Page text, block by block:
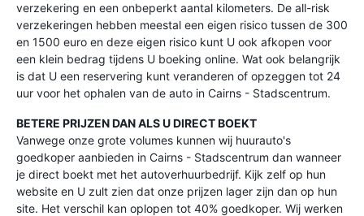
verzekering en een onbeperkt aantal kilometers. De all-risk
verzekeringen hebben meestal een eigen risico tussen de 300
en 1500 euro en deze eigen risico kunt U ook afkopen voor
een klein bedrag tijdens U boeking online. Wat ook belangrijk
is dat U een reservering kunt veranderen of opzeggen tot 24
uur voor het ophalen van de auto in Cairns - Stadscentrum.
BETERE PRIJZEN DAN ALS U DIRECT BOEKT
Vanwege onze grote volumes kunnen wij huurauto's
goedkoper aanbieden in Cairns - Stadscentrum dan wanneer
je direct boekt met het autoverhuurbedrijf. Kijk zelf op hun
website en U zult zien dat onze prijzen lager zijn dan op hun
site. Het verschil kan oplopen tot 40% goedkoper. Wij werken